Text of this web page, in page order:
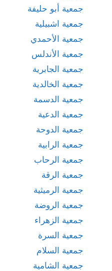
جمعية أبو حليفة
جمعية اشبيلية
جمعية الأحمدي
جمعية الأندلس
جمعية الجابرية
جمعية الخالدية
جمعية الدسمة
جمعية الدعية
جمعية الدوحة
جمعية الرابية
جمعية الرحاب
جمعية الرقة
جمعية الرميثية
جمعية الروضة
جمعية الزهراء
جمعية السرة
جمعية السلام
جمعية الشامية